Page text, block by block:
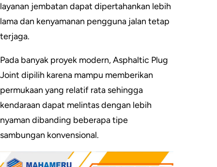
layanan jembatan dapat dipertahankan lebih
lama dan kenyamanan pengguna jalan tetap
terjaga.
Pada banyak proyek modern, Asphaltic Plug
Joint dipilih karena mampu memberikan
permukaan yang relatif rata sehingga
kendaraan dapat melintas dengan lebih
nyaman dibanding beberapa tipe
sambungan konvensional.